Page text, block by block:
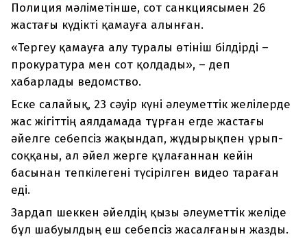
Полиция мәліметінше, сот санкциясымен 26
жастағы күдікті қамауға алынған.
«Тергеу қамауға алу туралы өтініш білдірді –
прокуратура мен сот қолдады», – деп
хабарлады ведомство.
Еске салайық, 23 сәуір күні әлеуметтік желілерде
жас жігіттің аялдамада тұрған егде жастағы
әйелге себепсіз жақындап, жұдырықпен ұрып-
соққаны, ал әйел жерге құлағаннан кейін
басынан тепкілегені түсірілген видео тараған
еді.
Зардап шеккен әйелдің қызы әлеуметтік желіде
бұл шабуылдың еш себепсіз жасалғанын жазды.